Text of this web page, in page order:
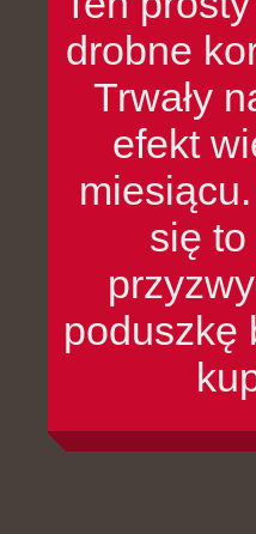
drobne
Trwały
efekt
się
poduszkę